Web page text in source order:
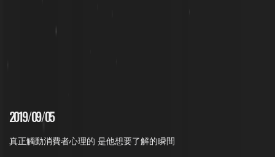
2019/09/05
真正觸動消費者心理的 是他想要了解的瞬間